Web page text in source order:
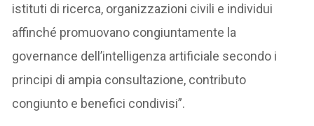
istituti di ricerca, organizzazioni civili e individui
affinché promuovano congiuntamente la
governance dell’intelligenza artificiale secondo i
principi di ampia consultazione, contributo
congiunto e benefici condivisi”.